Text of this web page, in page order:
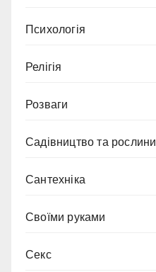
Психологія
Релігія
Розваги
Садівництво та рослини
Сантехніка
Своїми руками
Секс